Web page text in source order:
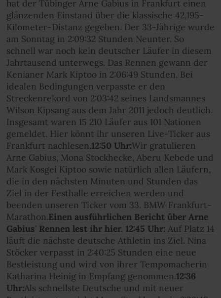
hat der Tübinger Arne Gabius in Frankfurt einen
glänzenden Einstand über die klassische 42,195-
Kilometer-Distanz gegeben. Der 33-Jährige wurde
am Sonntag in 2:09:32 Stunden Neunter. So
schnell war noch kein deutscher Läufer in diesem
Jahrtausend unterwegs. Das Rennen gewann der
Kenianer Mark Kiptoo in 2:06:49 Stunden. Bei
idealen Bedingungen verpasste er den
Streckenrekord von 2:03:42 seines Landsmannes
Wilson Kipsang aus dem Jahr 2011 jedoch deutlich.
Insgesamt waren 15 210 Läufer aus 101 Nationen
gemeldet. Hier könnt ihr unseren Live-Ticker aus
Frankfurt nachlesen.12:50 Uhr:Wir gratulieren
Arne Gabius, Mona Stockhecke, Aberu Kebede und
Mark Kosgei Kiptoo sowie natürlich allen Läufern,
die in den nächsten Minuten und Stunden das
Ziel in der Festhalle erreichen werden und
beenden unseren Ticker vom 33. BMW Frankfurt-
Marathon.Einen ausführlichen Bericht über Arne
Gabius' Rennen lest ihr hier. 12:45 Uhr: Auf Platz 14
läuft die nächste deutsche Athletin ins Ziel. Nina
Stöcker verpasst in 2:40:25 Stunden eine neue
Bestleistung und wird von ihrer Tempomacherin
Katharina Heinig in Empfang genommen.12:36
Uhr:Als schnellste Deutsche und mit neuer